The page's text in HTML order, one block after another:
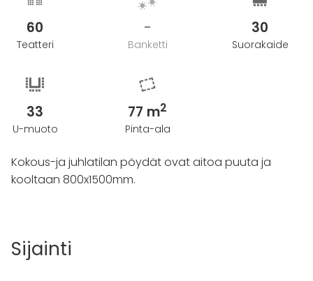
60
Teatteri
-
Banketti
30
Suorakaide
33
U-muoto
77 m2
Pinta-ala
Kokous-ja juhlatilan pöydät ovat aitoa puuta ja
kooltaan 800x1500mm.
Sijainti